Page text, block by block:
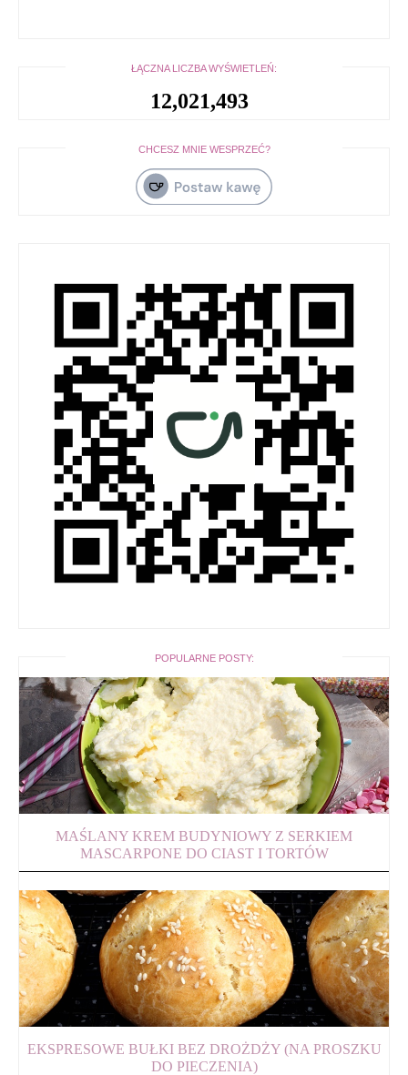
ŁĄCZNA LICZBA WYŚWIETLEŃ:
12,021,493
CHCESZ MNIE WESPRZEĆ?
POPULARNE POSTY:
MAŚLANY KREM BUDYNIOWY Z SERKIEM
MASCARPONE DO CIAST I TORTÓW
EKSPRESOWE BUŁKI BEZ DROŻDŻY (NA PROSZKU
DO PIECZENIA)